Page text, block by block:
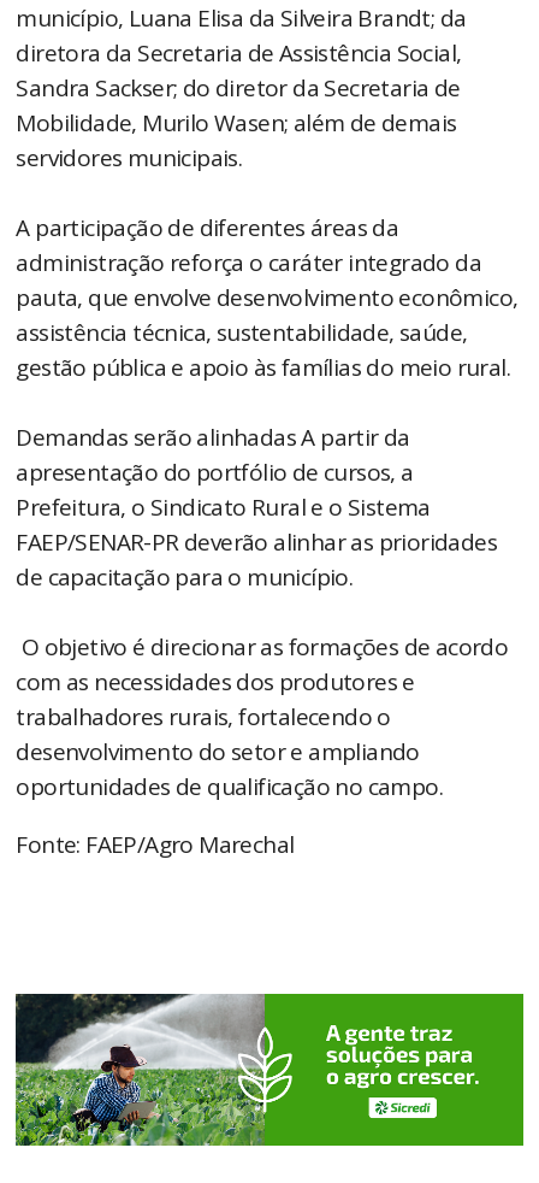
município, Luana Elisa da Silveira Brandt; da
diretora da Secretaria de Assistência Social,
Sandra Sackser; do diretor da Secretaria de
Mobilidade, Murilo Wasen; além de demais
servidores municipais.
A participação de diferentes áreas da
administração reforça o caráter integrado da
pauta, que envolve desenvolvimento econômico,
assistência técnica, sustentabilidade, saúde,
gestão pública e apoio às famílias do meio rural.
Demandas serão alinhadas A partir da
apresentação do portfólio de cursos, a
Prefeitura, o Sindicato Rural e o Sistema
FAEP/SENAR-PR deverão alinhar as prioridades
de capacitação para o município.
O objetivo é direcionar as formações de acordo
com as necessidades dos produtores e
trabalhadores rurais, fortalecendo o
desenvolvimento do setor e ampliando
oportunidades de qualificação no campo.
Fonte: FAEP/Agro Marechal